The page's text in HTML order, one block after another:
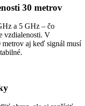
30 metrov
a 5 GHz – čo
vzdialenosti. V
metrov aj keď signál musí